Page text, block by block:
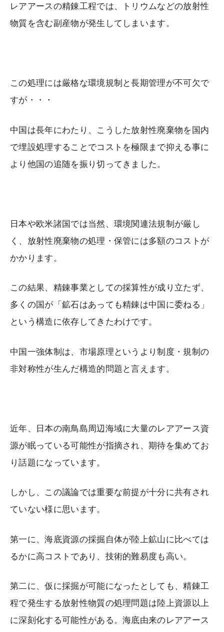
レアアースの精錬工程では、トリウムなどの放射性
物質を含む副産物が発生してしまいます。
この処理には厳格な環境規制と長期管理が不可欠で
すが・・・
中国は長年にわたり、こうした放射性廃棄物を国内
で埋設処理することでコストを極限まで抑える事に
より他国の追随を振り切ってきました。
日本や欧米諸国では当然、環境関連法規制が厳し
く、放射性廃棄物の処理・保管には多額のコストが
かかります。
この結果、精錬事業としての採算性が成り立たず、
多くの国が「鉱石はあっても精錬は中国に委ねる」
という構造に依存してきたわけです。
中国一強体制は、市場原理というより制度・規制の
非対称性が生んだ構造的問題と言えます。
近年、日本の南鳥島周辺海域に大量のレアアース資
源が眠っている可能性が指摘され、期待を集めてお
り話題になっています。
しかし、この議論では重要な前提が十分に共有され
ていない様に思います。
第一に、海底資源の採掘自体が陸上鉱山に比べては
るかに高コストであり、技術的難易度も高い。
第二に、仮に採掘が可能になったとしても、精錬工
程で発生する放射性物質の処理問題は陸上資源以上
に深刻化する可能性がある。海底由来のレアアース